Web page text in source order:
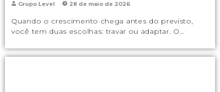
Grupo Level 28 de maio de 2026
Quando o crescimento chega antes do previsto,
você tem duas escolhas: travar ou adaptar. O…